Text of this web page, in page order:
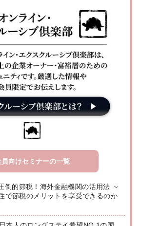
員向けセミナーの一覧
倒的節税！海外金融機関の活用法 ～
で節税のメリットを享受できるのか